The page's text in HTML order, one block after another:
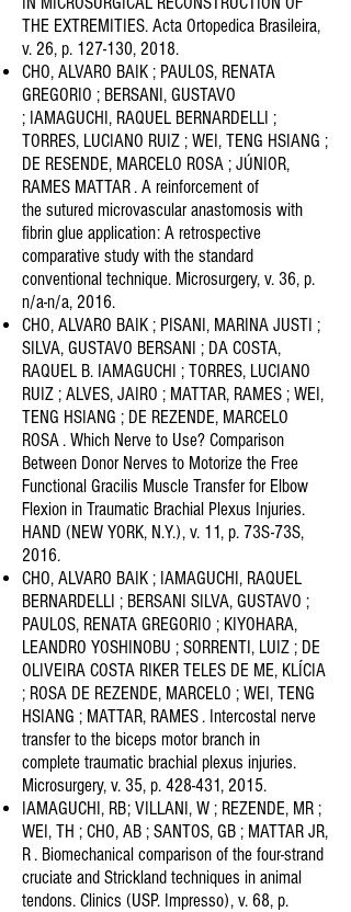
THE EXTREMITIES. Acta Ortopedica Brasileira,
v. 26, p. 127-130, 2018.
CHO, ALVARO BAIK ; PAULOS, RENATA
GREGORIO ; BERSANI, GUSTAVO
; IAMAGUCHI, RAQUEL BERNARDELLI ;
TORRES, LUCIANO RUIZ ; WEI, TENG HSIANG ;
DE RESENDE, MARCELO ROSA ; JÚNIOR,
RAMES MATTAR . A reinforcement of
the sutured microvascular anastomosis with
fibrin glue application: A retrospective
comparative study with the standard
conventional technique. Microsurgery, v. 36, p.
n/a-n/a, 2016.
CHO, ALVARO BAIK ; PISANI, MARINA JUSTI ;
SILVA, GUSTAVO BERSANI ; DA COSTA,
RAQUEL B. IAMAGUCHI ; TORRES, LUCIANO
RUIZ ; ALVES, JAIRO ; MATTAR, RAMES ; WEI,
TENG HSIANG ; DE REZENDE, MARCELO
ROSA . Which Nerve to Use? Comparison
Between Donor Nerves to Motorize the Free
Functional Gracilis Muscle Transfer for Elbow
Flexion in Traumatic Brachial Plexus Injuries.
HAND (NEW YORK, N.Y.), v. 11, p. 73S-73S,
2016.
CHO, ALVARO BAIK ; IAMAGUCHI, RAQUEL
BERNARDELLI ; BERSANI SILVA, GUSTAVO ;
PAULOS, RENATA GREGORIO ; KIYOHARA,
LEANDRO YOSHINOBU ; SORRENTI, LUIZ ; DE
OLIVEIRA COSTA RIKER TELES DE ME, KLÍCIA
; ROSA DE REZENDE, MARCELO ; WEI, TENG
HSIANG ; MATTAR, RAMES . Intercostal nerve
transfer to the biceps motor branch in
complete traumatic brachial plexus injuries.
Microsurgery, v. 35, p. 428-431, 2015.
IAMAGUCHI, RB; VILLANI, W ; REZENDE, MR ;
WEI, TH ; CHO, AB ; SANTOS, GB ; MATTAR JR,
R . Biomechanical comparison of the four-strand
cruciate and Strickland techniques in animal
tendons. Clinics (USP. Impresso), v. 68, p.